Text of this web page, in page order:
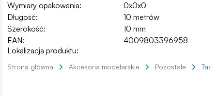
Wymiary opakowania:
0x0x0
Długość:
10 metrów
Szerokość:
10 mm
EAN:
4009803396958
Lokalizacja produktu:
Strona główna Akcesoria modelarskie Pozostałe